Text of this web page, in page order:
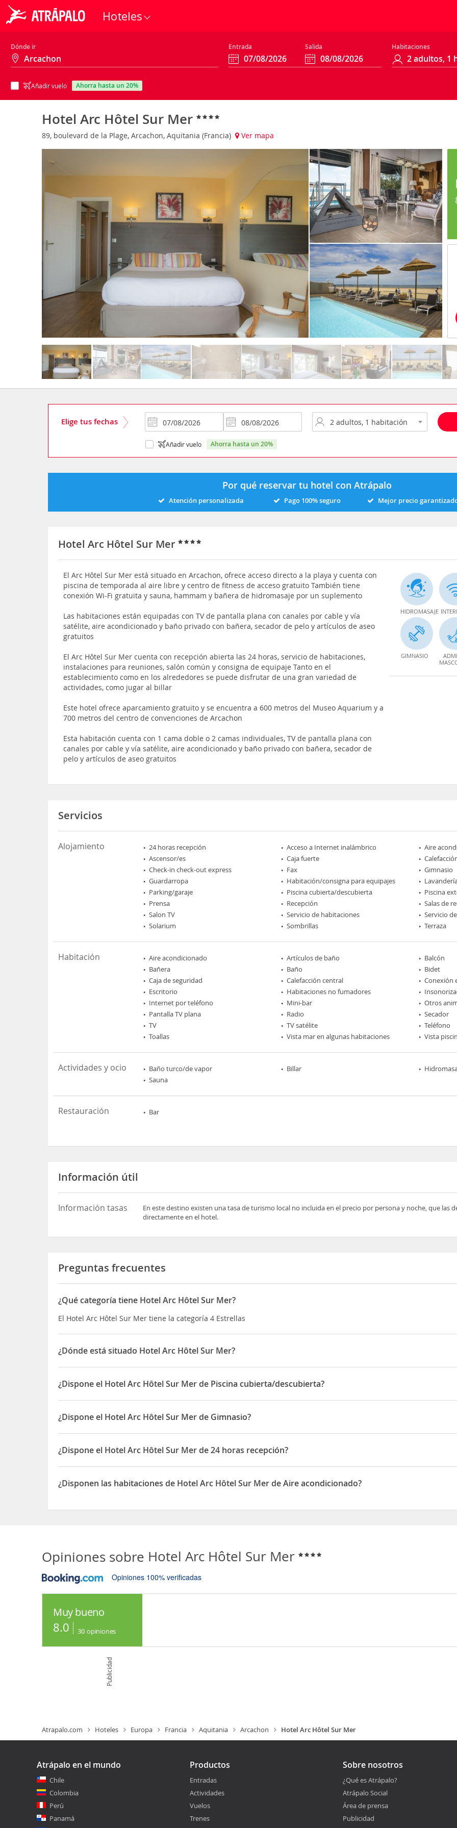
Hoteles
Dónde ir Entrada Salida Habitaciones
Añadir vuelo ahorra hasta un 20%
Hotel Arc Hôtel Sur Mer
89, boulevard de la Plage, Arcachon, Aquitania (Francia) Ver mapa
Elige tus fechas
Añadir vuelo ahorra hasta un 20%
Por qué reservar tu hotel con Atrápalo
Atención personalizada Pago 100% seguro Mejor precio
Hotel Arc Hôtel Sur Mer
El Arc Hôtel Sur Mer está situado en Arcachon, ofrece acceso directo a la playa y cuenta con
piscina de temporada al aire libre y centro de fitness de acceso gratuito También tiene
conexión Wi-Fi gratuita y sauna, hammam y bañera de hidromasaje por un suplemento
Las habitaciones están equipadas con TV de pantalla plana con canales por cable y vía
satélite, aire acondicionado y baño privado con bañera, secador de pelo y artículos de aseo
gratuitos
El Arc Hôtel Sur Mer cuenta con recepción abierta las 24 horas, servicio de habitaciones,
instalaciones para reuniones, salón común y consigna de equipaje Tanto en el
establecimiento como en los alrededores se puede disfrutar de una gran variedad de
actividades, como jugar al billar
Este hotel ofrece aparcamiento gratuito y se encuentra a 600 metros del Museo Aquarium y a
700 metros del centro de convenciones de Arcachon
Esta habitación cuenta con 1 cama doble o 2 camas individuales, TV de pantalla plana con
canales por cable y vía satélite, aire acondicionado y baño privado con bañera, secador de
pelo y artículos de aseo gratuitos
HIDROMASAJE
GIMNASIO
Servicios
Alojamiento 24 horas recepción Acceso a Internet inalámbrico
Aire
Ascensor/es
Caja fuerte
Check-in check-out express
Fax
Gimnasio
Guardarropa
Habitación/consigna para equipajes
Parking/garaje
Piscina cubierta/descubierta
Piscina
Prensa
Recepción
Salas de
Salon TV
Servicio de habitaciones
Servicio
Solarium
Sombrillas Terraza
Habitación Aire acondicionado Artículos de baño
Balcón
Bañera
Baño
Bidet
Caja de seguridad
Calefacción central
Conexión
Escritorio
Habitaciones no fumadores
Internet por teléfono
Mini-bar
Otros
Pantalla TV plana
Radio
Secador
TV
TV satélite
Teléfono
Toallas
Vista mar en algunas habitaciones Vista
Actividades y ocio Baño turco/de vapor Billar
Sauna
Restauración Bar
Información útil
Información tasas
En este destino existen una tasa de turismo local no incluida en el precio por persona y noche, que las
directamente en el hotel.
Preguntas frecuentes
¿Qué categoría tiene Hotel Arc Hôtel Sur Mer?
El Hotel Arc Hôtel Sur Mer tiene la categoría 4 Estrellas
¿Dónde está situado Hotel Arc Hôtel Sur Mer?
El Hotel Arc Hôtel Sur Mer está situado en 89, boulevard de la Plage
¿Dispone el Hotel Arc Hôtel Sur Mer de Piscina cubierta/descubierta?
Sí, el Hotel Arc Hôtel Sur Mer dispone de Piscina cubierta/descubierta
¿Dispone el Hotel Arc Hôtel Sur Mer de Gimnasio?
Sí, el Hotel Arc Hôtel Sur Mer dispone de Gimnasio
¿Dispone el Hotel Arc Hôtel Sur Mer de 24 horas recepción?
Sí, el Hotel Arc Hôtel Sur Mer dispone de 24 horas recepción
¿Disponen las habitaciones de Hotel Arc Hôtel Sur Mer de Aire acondicionado?
Opiniones sobre Hotel Arc Hôtel Sur Mer
Opiniones 100% verificadas
Muy bueno
8.0 30 opiniones
Publicidad
Atrapalo.com Hoteles Europa Francia Aquitania Arcachon Hotel Arc Hôtel Sur Mer
Atrápalo en el mundo
Chile
Colombia
Perú
Panamá
Productos
Entradas
Actividades
Vuelos
Trenes
Sobre nosotros
¿Qué es Atrápalo?
Atrápalo Social
Área de prensa
Publicidad